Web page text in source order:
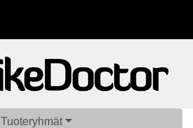
Tuoteryhmät